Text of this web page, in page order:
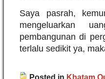
Saya pasrah,
mengeluarkan
pembangunan di
terlalu sedikit ya,
Posted in Khatam